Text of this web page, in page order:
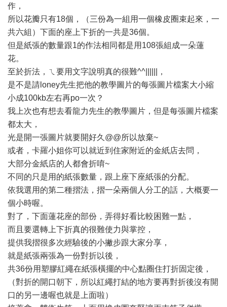
作，
所以花瓣只有18個，（三份為一組用一個橡皮圈束起來，一
共六組）下面的座上下折的一共是36個。
但是紙張的數量跟1的作法相同都是用108張組成一朵蓮
花。
至於折法，ㄟ要用文字說明真的很難^^||||||，
是不是請loney先生把他的教學圖片的每張圖片檔案大小縮
小成100kb左右再po一次？
我上次也有想去看龍力先生的教學圖片，但是每張圖片檔案
都太大，
光是開一張圖片就要開好久@@所以放棄~
或者，卡羅小姐你可以就近到住家附近的金紙店去問，
大部分金紙店的人都會折唷~
不同的只是用的紙張數量，跟上座下座紙張的分配。
依我選用的第二種摺法，摺一朵兩個人分工的話，大概要一
個小時喔。
對了，下面蓮花座的部份，弄得好看比較困難一點，
而且要選轉上下折真的很難使力與掌控，
提供我摺很多次經驗後的小撇步跟大家分享，
就是紙張兩張為一份對折以後，
共36份用塑膠紅繩在紙張橫擺的中心點圈住打折固定後，
（對折的開口朝下，所以紅繩打結的地方要再對折後沒有開
口的另一邊喔也就是上面啦）